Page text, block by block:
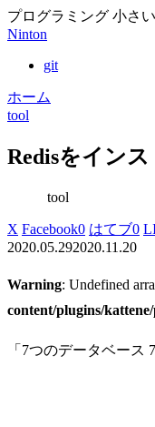
プログラミング 小さ
Ninton
git
ホーム
tool
Redisをイン
tool
X Facebook0 はてブ0
2020.05.292020.11.20
Warning: Undefined
content/plugins/
「7つのデータベース